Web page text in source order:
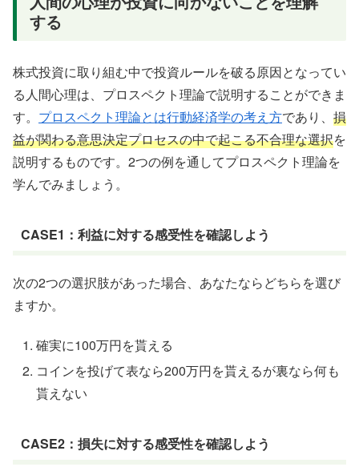
する
株式投資に取り組む中で投資ルールを破る原因となってい
る人間心理は、プロスペクト理論で説明することができま
す。 プロスペクト理論とは行動経済学の考え方であり、 損
益が関わる意思決定プロセスの中で起こる不合理な選択を
説明するものです。2つの例を通してプロスペクト理論を
学んでみましょう。
CASE1：利益に対する感受性を確認しよう
次の2つの選択肢があった場合、あなたならどちらを選び
ますか。
確実に100万円を貰える
コインを投げて表なら200万円を貰えるが裏なら何も
貰えない
CASE2：損失に対する感受性を確認しよう